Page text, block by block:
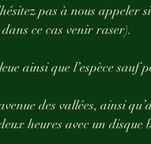
pas à nous appeler
ce cas venir raser).
ainsi que l’espèce
des vallées, ainsi
heures avec un disque